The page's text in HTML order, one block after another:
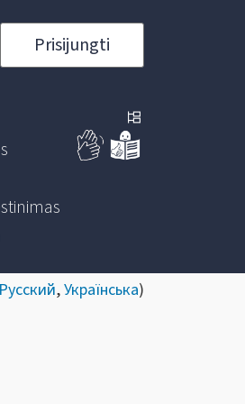
Prisijungti
Русский,Українська)